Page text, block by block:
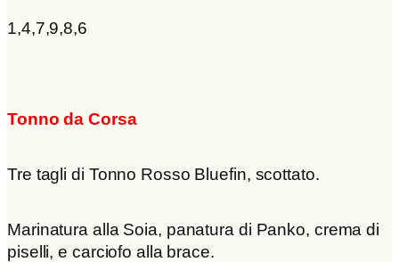
1,4,7,9,8,6
Tonno da Corsa
Tre tagli di Tonno Rosso Bluefin, scottato.
Marinatura alla Soia, panatura di Panko, crema di
piselli, e carciofo alla brace.